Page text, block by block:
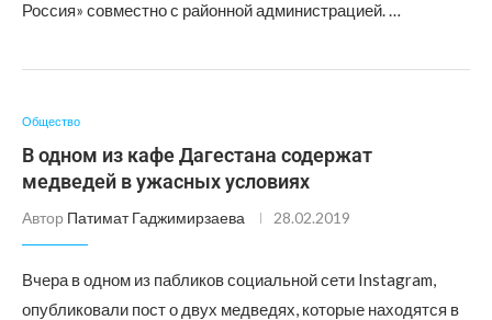
Россия» совместно с районной администрацией. …
Общество
В одном из кафе Дагестана содержат
медведей в ужасных условиях
Автор Патимат Гаджимирзаева 28.02.2019
Вчера в одном из пабликов социальной сети Instagram,
опубликовали пост о двух медведях, которые находятся в